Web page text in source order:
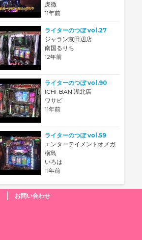
虎徹
11年前
ライターのつぼ vol.27
ジャラン京田辺店
南国るりち
12年前
ライターのつぼ vol.90
ICHI-BAN 湖北店
ワサビ
11年前
ライターのつぼ vol.59
エンターテイメントオメガ
槇島
いろは
11年前
お問い合わせ